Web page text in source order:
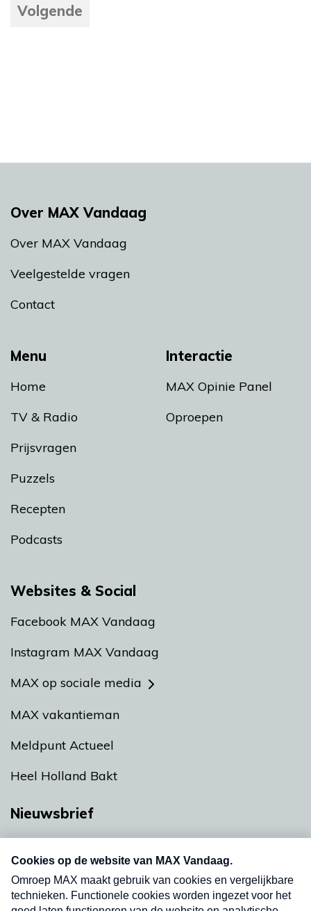
Volgende
Menu
Home
TV & Radio
Prijsvragen
Puzzels
Recepten
Podcasts
Interactie
MAX Opinie Panel
Oproepen
Over MAX Vandaag
Over MAX Vandaag
Veelgestelde vragen
Contact
Websites & Social
Facebook MAX Vandaag
Instagram MAX Vandaag
MAX op sociale media
MAX vakantieman
Meldpunt Actueel
Heel Holland Bakt
Nieuwsbrief
nieuwsbrief. Elke vrijdag- en dinsdagochtend in
uw mailbox.